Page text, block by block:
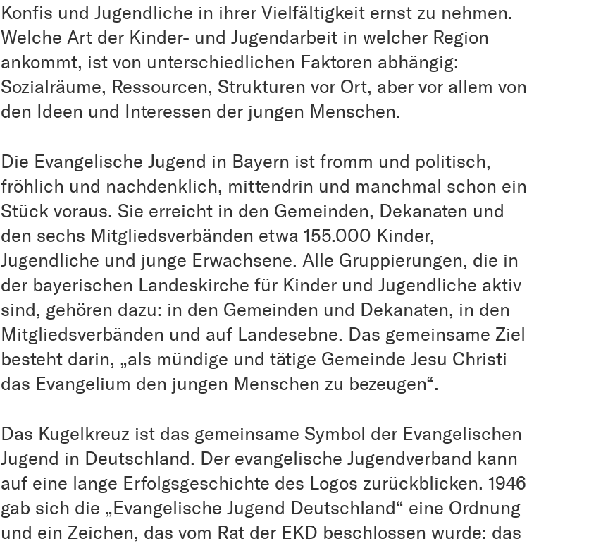
Konfis und Jugendliche in ihrer Vielfältigkeit ernst zu nehmen.
Welche Art der Kinder- und Jugendarbeit in welcher Region
ankommt, ist von unterschiedlichen Faktoren abhängig:
Sozialräume, Ressourcen, Strukturen vor Ort, aber vor allem von
den Ideen und Interessen der jungen Menschen.
Die Evangelische Jugend in Bayern ist fromm und politisch,
fröhlich und nachdenklich, mittendrin und manchmal schon ein
Stück voraus. Sie erreicht in den Gemeinden, Dekanaten und
den sechs Mitgliedsverbänden etwa 155.000 Kinder,
Jugendliche und junge Erwachsene. Alle Gruppierungen, die in
der bayerischen Landeskirche für Kinder und Jugendliche aktiv
sind, gehören dazu: in den Gemeinden und Dekanaten, in den
Mitgliedsverbänden und auf Landesebne. Das gemeinsame Ziel
besteht darin, „als mündige und tätige Gemeinde Jesu Christi
das Evangelium den jungen Menschen zu bezeugen“.
Das Kugelkreuz ist das gemeinsame Symbol der Evangelischen
Jugend in Deutschland. Der evangelische Jugendverband kann
auf eine lange Erfolgsgeschichte des Logos zurückblicken. 1946
gab sich die „Evangelische Jugend Deutschland“ eine Ordnung
und ein Zeichen, das vom Rat der EKD beschlossen wurde: das